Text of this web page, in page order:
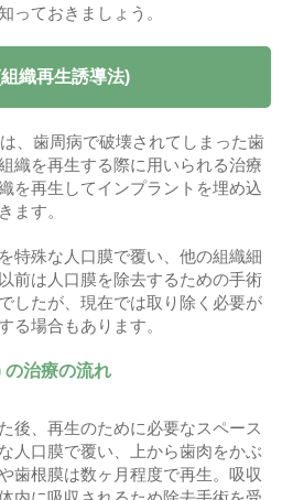
っておきましょう。
織再生誘導法)
、歯周病で破壊されてしまった歯
織を再生する際に用いられる治療
を再生してインプラントを埋め込
ます。
特殊な人口膜で覆い、他の組織細
前は人口膜を除去するための手術
したが、現在では取り除く必要が
る場合もあります。
の治療の流れ
後、再生のために必要なスペース
人口膜で覆い、上から歯肉をかぶ
歯根膜は数ヶ月程度で再生。吸収